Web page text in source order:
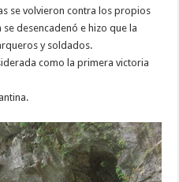
se volvieron contra los propios
desencadenó e hizo que la
y soldados.
como la primera victoria